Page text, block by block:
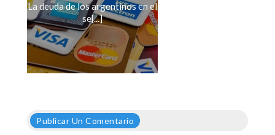
La deuda de los argentinos en el
se[...]
Publicar Un Comentario